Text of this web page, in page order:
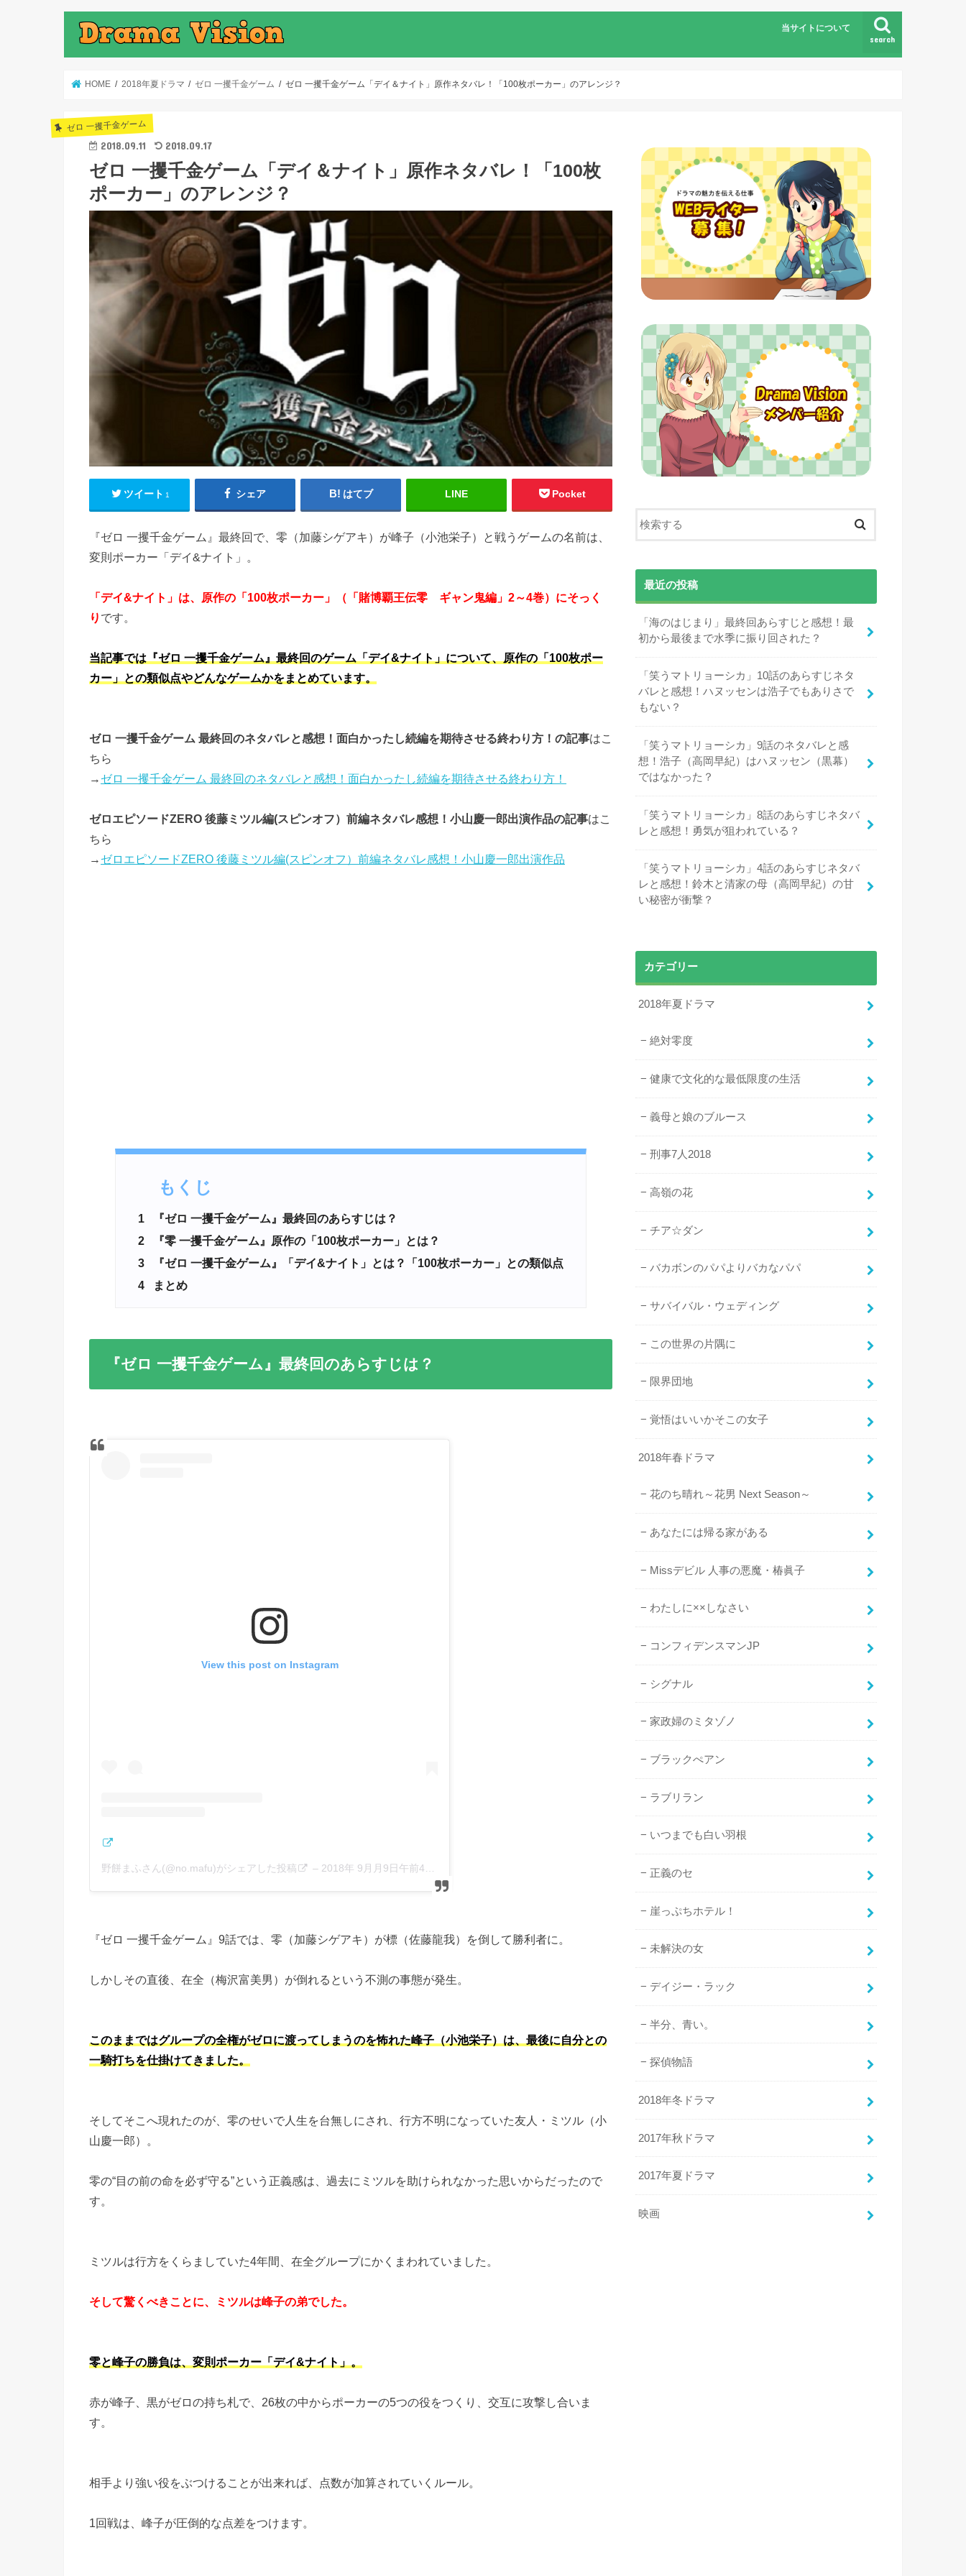
search
当サイトについて
HOME 2018年夏ドラマ ゼロ 一攫千金ゲーム ゼロ 一攫千金ゲーム「デイ＆ナイト」原作ネタバレ！「100枚ポーカー」のアレンジ？
ゼロ 一攫千金ゲーム
2018.09.11 2018.09.17
ゼロ 一攫千金ゲーム「デイ＆ナイト」原作ネタバレ！「100枚
ポーカー」のアレンジ？
ツイート 1 シェア はてブ LINE Pocket
『ゼロ 一攫千金ゲーム』最終回で、零（加藤シゲアキ）が峰子（小池栄子）と戦うゲームの名前は、
変則ポーカー「デイ&ナイト」。
「デイ&ナイト」は、原作の「100枚ポーカー」（「賭博覇王伝零 ギャン鬼編」2～4巻）にそっく
り です。
当記事では『ゼロ 一攫千金ゲーム』最終回のゲーム「デイ&ナイト」について、原作の「100枚ポー
カー」との類似点やどんなゲームかをまとめています。
ゼロ 一攫千金ゲーム 最終回のネタバレと感想！面白かったし続編を期待させる終わり方！の記事はこ
ちら
→ ゼロ 一攫千金ゲーム 最終回のネタバレと感想！面白かったし続編を期待させる終わり方！
ゼロエピソードZERO 後藤ミツル編(スピンオフ）前編ネタバレ感想！小山慶一郎出演作品の記事はこ
ちら
→ ゼロエピソードZERO 後藤ミツル編(スピンオフ）前編ネタバレ感想！小山慶一郎出演作品
もくじ
1
『ゼロ 一攫千金ゲーム』最終回のあらすじは？
2
『零 一攫千金ゲーム』原作の「100枚ポーカー」とは？
3
『ゼロ 一攫千金ゲーム』「デイ&ナイト」とは？「100枚ポーカー」との類似点
4
まとめ
『ゼロ 一攫千金ゲーム』最終回のあらすじは？
View this post on Instagram
野餅まふさん(@no.mafu)がシェアした投稿 – 2018年 9月月9日午前4時31分PDT
『ゼロ 一攫千金ゲーム』9話では、零（加藤シゲアキ）が標（佐藤龍我）を倒して勝利者に。
しかしその直後、在全（梅沢富美男）が倒れるという不測の事態が発生。
このままではグループの全権がゼロに渡ってしまうのを怖れた峰子（小池栄子）は、最後に自分との
一騎打ちを仕掛けてきました。
そしてそこへ現れたのが、零のせいで人生を台無しにされ、行方不明になっていた友人・ミツル（小
山慶一郎）。
零の“目の前の命を必ず守る”という正義感は、過去にミツルを助けられなかった思いからだったので
す。
ミツルは行方をくらましていた4年間、在全グループにかくまわれていました。
そして驚くべきことに、ミツルは峰子の弟でした。
零と峰子の勝負は、変則ポーカー「デイ&ナイト」。
赤が峰子、黒がゼロの持ち札で、26枚の中からポーカーの5つの役をつくり、交互に攻撃し合いま
す。
相手より強い役をぶつけることが出来れば、点数が加算されていくルール。
1回戦は、峰子が圧倒的な点差をつけます。
最近の投稿
「海のはじまり」最終回あらすじと感想！最
初から最後まで水季に振り回された？
「笑うマトリョーシカ」10話のあらすじネタ
バレと感想！ハヌッセンは浩子でもありさで
もない？
「笑うマトリョーシカ」9話のネタバレと感
想！浩子（高岡早紀）はハヌッセン（黒幕）
ではなかった？
「笑うマトリョーシカ」8話のあらすじネタバ
レと感想！勇気が狙われている？
「笑うマトリョーシカ」4話のあらすじネタバ
レと感想！鈴木と清家の母（高岡早紀）の甘
い秘密が衝撃？
カテゴリー
2018年夏ドラマ
絶対零度
健康で文化的な最低限度の生活
義母と娘のブルース
刑事7人2018
高嶺の花
チア☆ダン
バカボンのパパよりバカなパパ
サバイバル・ウェディング
この世界の片隅に
限界団地
覚悟はいいかそこの女子
2018年春ドラマ
花のち晴れ～花男 Next Season～
あなたには帰る家がある
Missデビル 人事の悪魔・椿眞子
わたしに××しなさい
コンフィデンスマンJP
シグナル
家政婦のミタゾノ
ブラックぺアン
ラブリラン
いつまでも白い羽根
正義のセ
崖っぷちホテル！
未解決の女
デイジー・ラック
半分、青い。
探偵物語
2018年冬ドラマ
2017年秋ドラマ
2017年夏ドラマ
映画